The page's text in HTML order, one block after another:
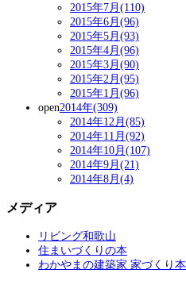
2015年7月(110)
2015年6月(96)
2015年5月(93)
2015年4月(96)
2015年3月(90)
2015年2月(95)
2015年1月(96)
open2014年(309)
2014年12月(85)
2014年11月(92)
2014年10月(107)
2014年9月(21)
2014年8月(4)
メディア
リビング和歌山
住まいづくりの本
わかやまの建築家 家づくり本